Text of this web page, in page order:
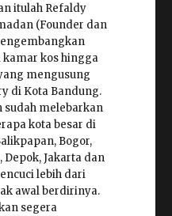
itulah Refaldy
(Founder dan
kos hingga
mengusung
di Kota Bandung.
sudah melebarkan
kota besar di
Bogor,
Jakarta dan
lebih dari
awal berdirinya.
segera